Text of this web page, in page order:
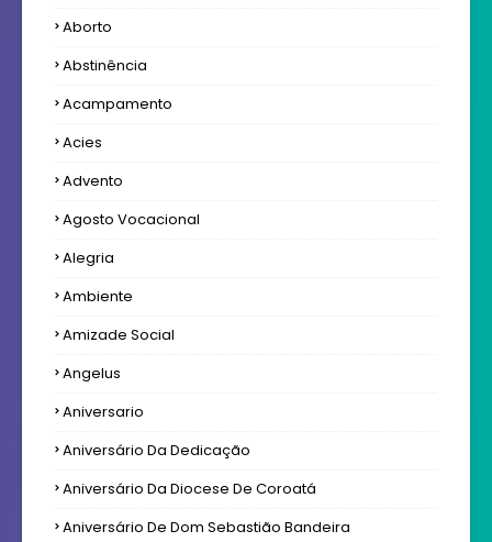
Aborto
Abstinência
Acampamento
Acies
Advento
Agosto Vocacional
Alegria
Ambiente
Amizade Social
Angelus
Aniversario
Aniversário Da Dedicação
Aniversário Da Diocese De Coroatá
Aniversário De Dom Sebastião Bandeira